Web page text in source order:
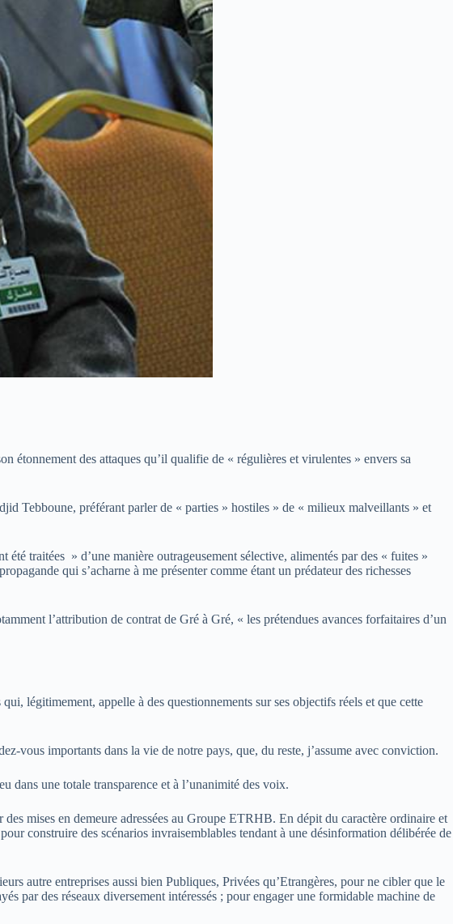
étonnement des attaques qu’il qualifie de « régulières et virulentes » envers sa
Tebboune, préférant parler de « parties » hostiles » de « milieux malveillants » et
traitées » d’une manière outrageusement sélective, alimentés par des « fuites »
qui s’acharne à me présenter comme étant un prédateur des richesses
l’attribution de contrat de Gré à Gré, « les prétendues avances forfaitaires d’un
légitimement, appelle à des questionnements sur ses objectifs réels et que cette
vous importants dans la vie de notre pays, que, du reste, j’assume avec conviction.
dans une totale transparence et à l’unanimité des voix.
mises en demeure adressées au Groupe ETRHB. En dépit du caractère ordinaire et
construire des scénarios invraisemblables tendant à une désinformation délibérée de
autre entreprises aussi bien Publiques, Privées qu’Etrangères, pour ne cibler que le
par des réseaux diversement intéressés ; pour engager une formidable machine de